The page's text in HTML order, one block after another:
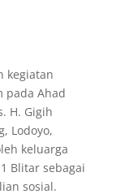
kegiatan
pada Ahad
H. Gigih
Lodoyo,
keluarga
Blitar sebagai
sosial.